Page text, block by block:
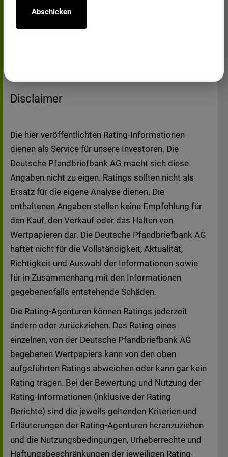
vertraglicher oder sonstiger Art zu dienen. Sie
stellen weder ein Angebot zum Kauf- oder
Bei direkten oder indirekten Verweisen auf
des Verantwortungsbereiches der Deutschen
Pfand-briefbank AG liegen, würde eine
Haftung ausschließlich in dem Fall eintreten,
in dem die Deutsche Pfandbriefbank AG von
den Inhalten Kenntnis hat und es ihr technisch
möglich und zumutbar wäre, die Nutzung im
Falle rechtswidriger Inhalte zu verhindern. Der
Deutschen Pfandbriefbank AG waren zum
Zeitpunkt der Linksetzung keine illegalen
Inhalte auf den verknüpften Seiten erkennbar.
Deshalb distanziert sie sich hiermit von den
Inhalten betreffenden aller Seiten, die nach
DIE FOLGENDEN INFORMATIONEN UND
DOKUMENTE SIND NICHT AN PERSONEN
GERICHTET, DIE IN DEN VEREINIGTEN
STAATEN VON AMERIKA ANSÄSSIG SIND,
UND DÜRFEN VON SOLCHEN PERSONEN
NICHT EINGESEHEN UND NICHT AN SIE
VERTEILT WERDEN.
Durch den Aufruf der folgenden Bereiche der
Website bestätigen Sie, dass Sie nicht in den
12.07.2019 - Credit Opinion Deutsche
Bonds (Q1/19)
Disclaimer
Die hier veröffentlichten Rating-Informationen
dienen als Service für unsere Investoren. Die
Deutsche Pfandbriefbank AG macht sich diese
Angaben nicht zu eigen. Ratings sollten nicht als
Ersatz für die eigene Analyse dienen. Die
enthaltenen Angaben stellen keine Empfehlung für
den Kauf, den Verkauf oder das Halten von
Wertpapieren dar. Die Deutsche Pfandbriefbank AG
haftet nicht für die Vollständigkeit, Aktualität,
Richtigkeit und Auswahl der Informationen sowie
für in Zusammenhang mit den Informationen
gegebenenfalls entstehende Schäden.
Die Rating-Agenturen können Ratings jederzeit
ändern oder zurückziehen. Das Rating eines
einzelnen, von der Deutsche Pfandbriefbank AG
begebenen Wertpapiers kann von den oben
aufgeführten Ratings abweichen oder kann gar kein
Rating tragen. Bei der Bewertung und Nutzung der
Rating-Informationen (inklusive der Rating
Berichte) sind die jeweils geltenden Kriterien und
Erläuterungen der Rating-Agenturen heranzuziehen
und die Nutzungsbedingungen, Urheberrechte und
Haftungsbeschränkungen der jeweiligen Rating-